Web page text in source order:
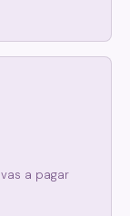
a pagar